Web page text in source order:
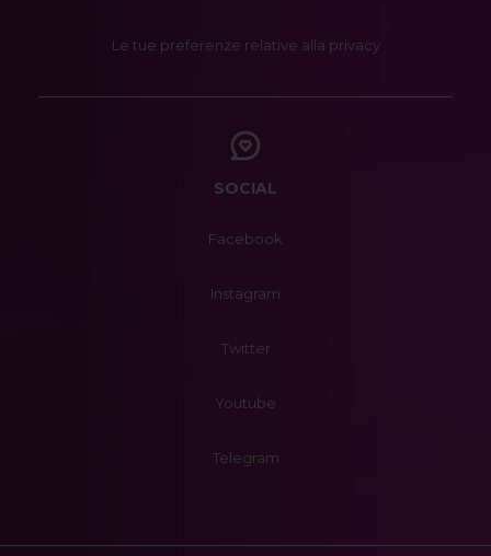
Le tue preferenze relative alla privacy
SOCIAL
Facebook
Instagram
Twitter
Youtube
Telegram